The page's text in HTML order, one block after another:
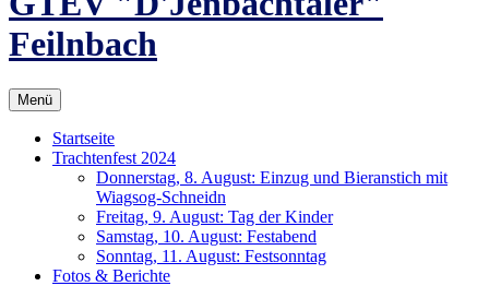
Feilnbach
Menü
Startseite
Trachtenfest 2024
Donnerstag, 8. August: Einzug und Bieranstich mit
Wiagsog-Schneidn
Freitag, 9. August: Tag der Kinder
Samstag, 10. August: Festabend
Sonntag, 11. August: Festsonntag
Fotos & Berichte